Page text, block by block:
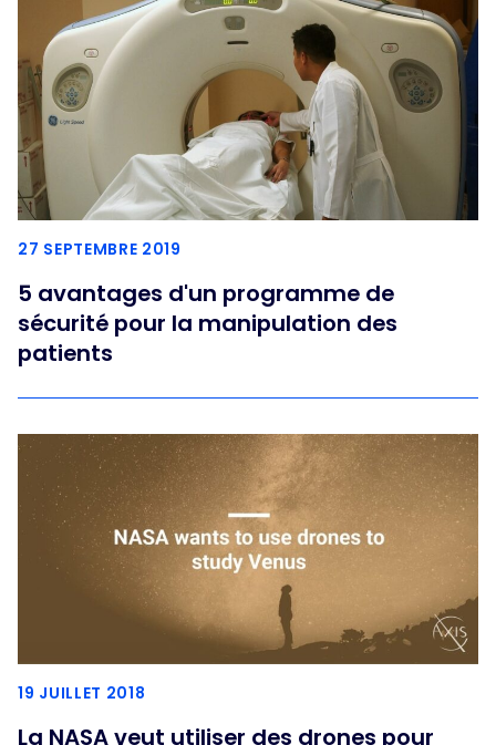
27 SEPTEMBRE 2019
5 avantages d'un programme de
sécurité pour la manipulation des
patients
19 JUILLET 2018
La NASA veut utiliser des drones pour